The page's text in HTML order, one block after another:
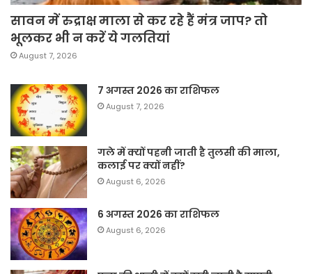
सावन में रुद्राक्ष माला से कर रहे हैं मंत्र जाप? तो
भूलकर भी न करें ये गलतियां
August 7, 2026
7 अगस्त 2026 का राशिफल
August 7, 2026
गले में क्यों पहनी जाती है तुलसी की माला,
कलाई पर क्यों नहीं?
August 6, 2026
6 अगस्त 2026 का राशिफल
August 6, 2026